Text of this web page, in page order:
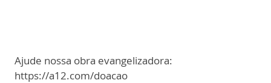
Ajude nossa obra evangelizadora:
https://a12.com/doacao